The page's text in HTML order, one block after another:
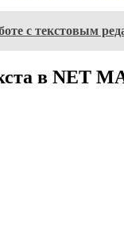
с текстовым
в NET